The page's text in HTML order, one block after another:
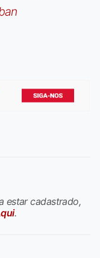
estar cadastrado,
.